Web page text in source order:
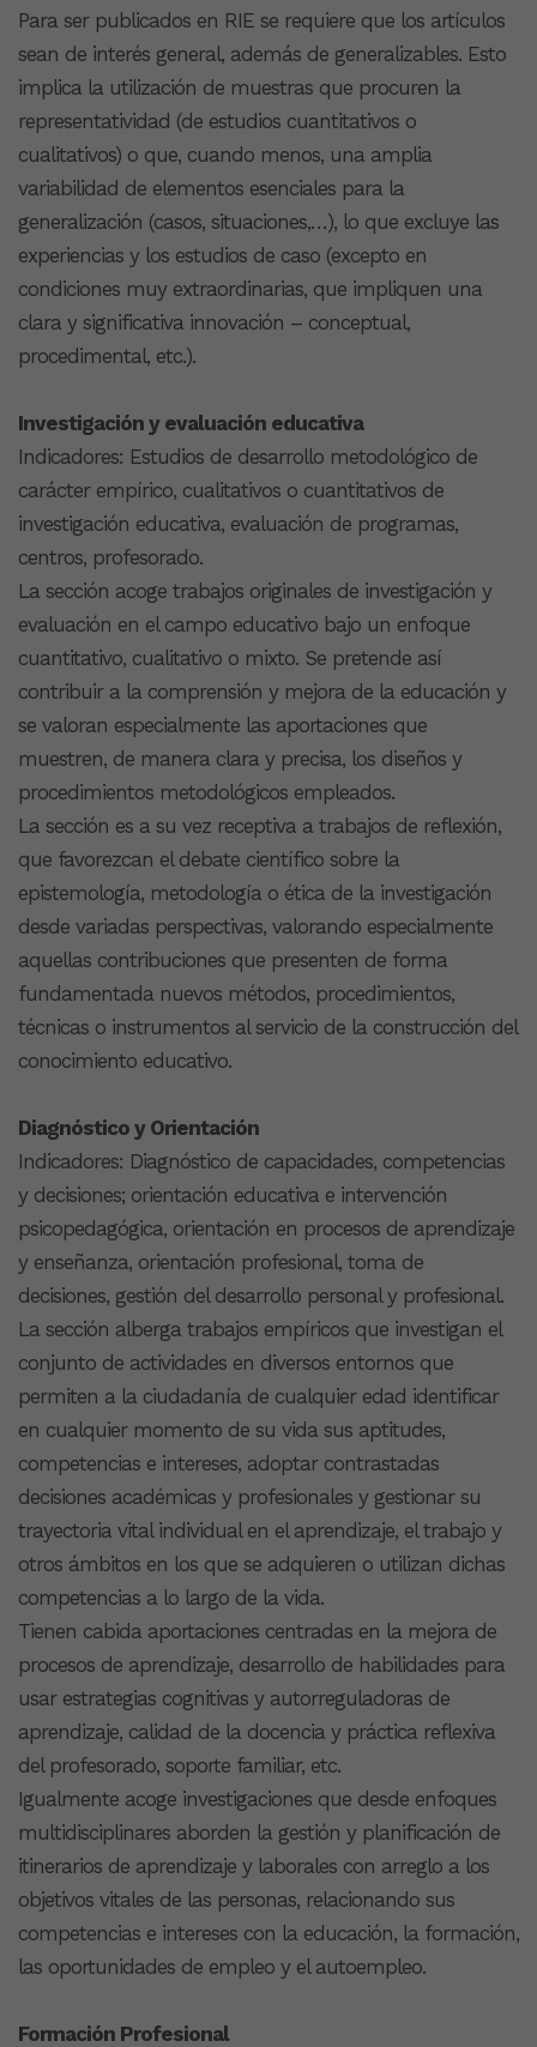
Para ser publicados en RIE se requiere que los artículos
sean de interés general, además de generalizables. Esto
implica la utilización de muestras que procuren la
representatividad (de estudios cuantitativos o
cualitativos) o que, cuando menos, una amplia
variabilidad de elementos esenciales para la
generalización (casos, situaciones,…), lo que excluye las
experiencias y los estudios de caso (excepto en
condiciones muy extraordinarias, que impliquen una
clara y significativa innovación – conceptual,
procedimental, etc.).
Investigación y evaluación educativa
Indicadores: Estudios de desarrollo metodológico de
carácter empírico, cualitativos o cuantitativos de
investigación educativa, evaluación de programas,
centros, profesorado.
La sección acoge trabajos originales de investigación y
evaluación en el campo educativo bajo un enfoque
cuantitativo, cualitativo o mixto. Se pretende así
contribuir a la comprensión y mejora de la educación y
se valoran especialmente las aportaciones que
muestren, de manera clara y precisa, los diseños y
procedimientos metodológicos empleados.
La sección es a su vez receptiva a trabajos de reflexión,
que favorezcan el debate científico sobre la
epistemología, metodología o ética de la investigación
desde variadas perspectivas, valorando especialmente
aquellas contribuciones que presenten de forma
fundamentada nuevos métodos, procedimientos,
técnicas o instrumentos al servicio de la construcción del
conocimiento educativo.
Diagnóstico y Orientación
Indicadores: Diagnóstico de capacidades, competencias
y decisiones; orientación educativa e intervención
psicopedagógica, orientación en procesos de aprendizaje
y enseñanza, orientación profesional, toma de
decisiones, gestión del desarrollo personal y profesional.
La sección alberga trabajos empíricos que investigan el
conjunto de actividades en diversos entornos que
permiten a la ciudadanía de cualquier edad identificar
en cualquier momento de su vida sus aptitudes,
competencias e intereses, adoptar contrastadas
decisiones académicas y profesionales y gestionar su
trayectoria vital individual en el aprendizaje, el trabajo y
otros ámbitos en los que se adquieren o utilizan dichas
competencias a lo largo de la vida.
Tienen cabida aportaciones centradas en la mejora de
procesos de aprendizaje, desarrollo de habilidades para
usar estrategias cognitivas y autorreguladoras de
aprendizaje, calidad de la docencia y práctica reflexiva
del profesorado, soporte familiar, etc.
Igualmente acoge investigaciones que desde enfoques
multidisciplinares aborden la gestión y planificación de
itinerarios de aprendizaje y laborales con arreglo a los
objetivos vitales de las personas, relacionando sus
competencias e intereses con la educación, la formación,
las oportunidades de empleo y el autoempleo.
Formación Profesional